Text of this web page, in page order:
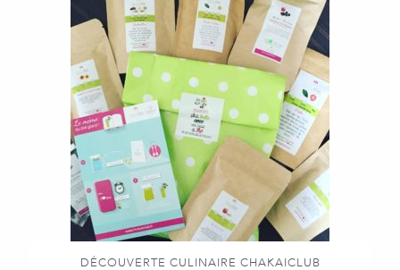
DÉCOUVERTE CULINAIRE CHAKAICLUB